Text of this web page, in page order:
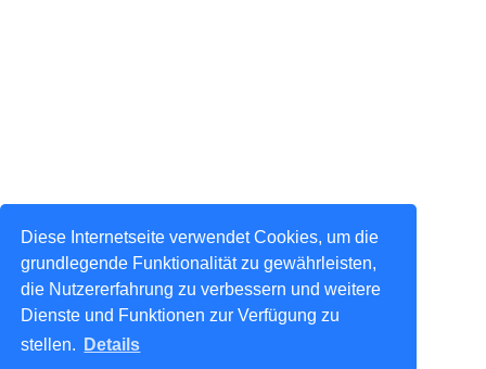
Diese Internetseite verwendet Cookies, um die
grundlegende Funktionalität zu gewährleisten,
die Nutzererfahrung zu verbessern und weitere
Dienste und Funktionen zur Verfügung zu
stellen.
Details